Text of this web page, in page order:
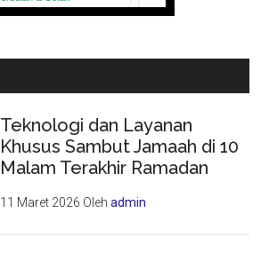
Teknologi dan Layanan
Khusus Sambut Jamaah di 10
Malam Terakhir Ramadan
11 Maret 2026 Olehadmin